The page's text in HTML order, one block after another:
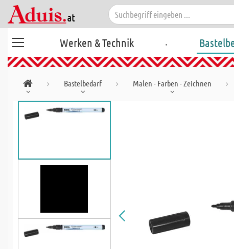
Werken & Technik .
Bastelbedarf Malen - Farben - Zeichnen